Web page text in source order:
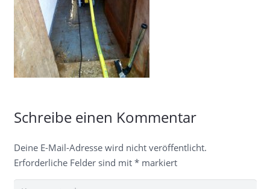
Schreibe einen Kommentar
Deine E-Mail-Adresse wird nicht veröffentlicht.
Erforderliche Felder sind mit *markiert